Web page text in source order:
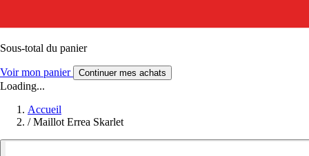
Sous-total du panier
Voir mon panier Continuer mes achats
Loading...
Accueil
/ Maillot Errea Skarlet